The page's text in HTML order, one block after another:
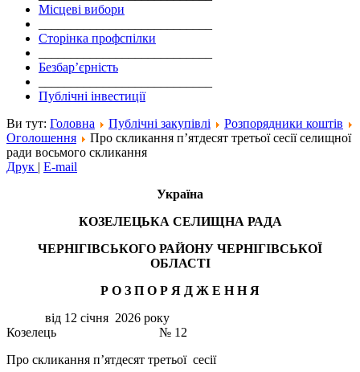
Місцеві вибори
Сторінка профспілки
Безбар’єрність
Публічні інвестиції
Ви тут: Головна Публічні закупівлі
Розпорядники коштів
Оголошення
Про скликання п’ятдесят третьої сесії селищної
ради восьмого скликання
Друк | E-mail
Україна
КОЗЕЛЕЦЬКА СЕЛИЩНА РАДА
ЧЕРНІГІВСЬКОГО РАЙОНУ ЧЕРНІГІВСЬКОЇ
ОБЛАСТІ
Р О З П О Р Я Д Ж Е ННЯ
від 12 січня 2026 року
Козелець № 12
Про скликання п’ятдесят третьої сесії